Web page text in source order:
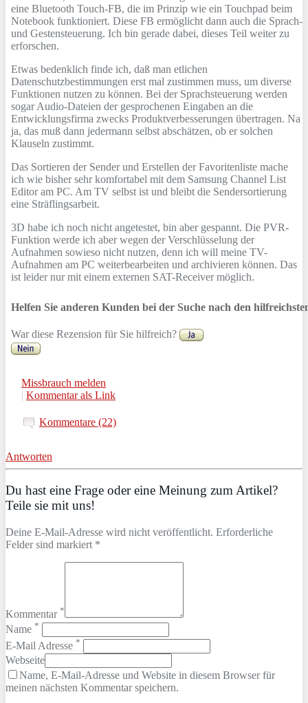
eine Bluetooth Touch-FB, die im Prinzip wie ein Touchpad beim
Notebook funktioniert. Diese FB ermöglicht dann auch die Sprach-
und Gestensteuerung. Ich bin gerade dabei, dieses Teil weiter zu
erforschen.
Etwas bedenklich finde ich, daß man etlichen
Datenschutzbestimmungen erst mal zustimmen muss, um diverse
Funktionen nutzen zu können. Bei der Sprachsteuerung werden
sogar Audio-Dateien der gesprochenen Eingaben an die
Entwicklungsfirma zwecks Produktverbesserungen übertragen. Na
ja, das muß dann jedermann selbst abschätzen, ob er solchen
Klauseln zustimmt.
Das Sortieren der Sender und Erstellen der Favoritenliste mache
ich wie bisher sehr komfortabel mit dem Samsung Channel List
Editor am PC. Am TV selbst ist und bleibt die Sendersortierung
eine Sträflingsarbeit.
3D habe ich noch nicht angetestet, bin aber gespannt. Die PVR-
Funktion werde ich aber wegen der Verschlüsselung der
Aufnahmen sowieso nicht nutzen, denn ich will meine TV-
Aufnahmen am PC weiterbearbeiten und archivieren können. Das
ist leider nur mit einem externen SAT-Receiver möglich.
Helfen Sie anderen Kunden bei der Suche nach den
War diese Rezension für Sie hilfreich?
Missbrauch melden
| Kommentar als Link
Kommentare (22)
Antworten
Du hast eine Frage oder eine Meinung zum Artikel?
Teile sie mit uns!
Deine E-Mail-Adresse wird nicht veröffentlicht. Erforderliche
Felder sind markiert *
Kommentar *
Name *
E-Mail Adresse *
Webseite
Name, E-Mail-Adresse und Website in diesem Browser für
meinen nächsten Kommentar speichern.